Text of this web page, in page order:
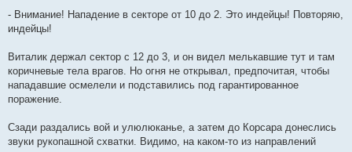
- Внимание! Нападение в секторе от 10 до 2. Это индейцы! Повторяю,
индейцы!
Виталик держал сектор с 12 до 3, и он видел мелькавшие тут и там
коричневые тела врагов. Но огня не открывал, предпочитая, чтобы
нападавшие осмелели и подставились под гарантированное
поражение.
Сзади раздались вой и улюлюканье, а затем до Корсара донеслись
звуки рукопашной схватки. Видимо, на каком-то из направлений